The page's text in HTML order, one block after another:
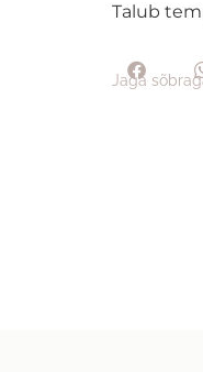
Talub
Jaga